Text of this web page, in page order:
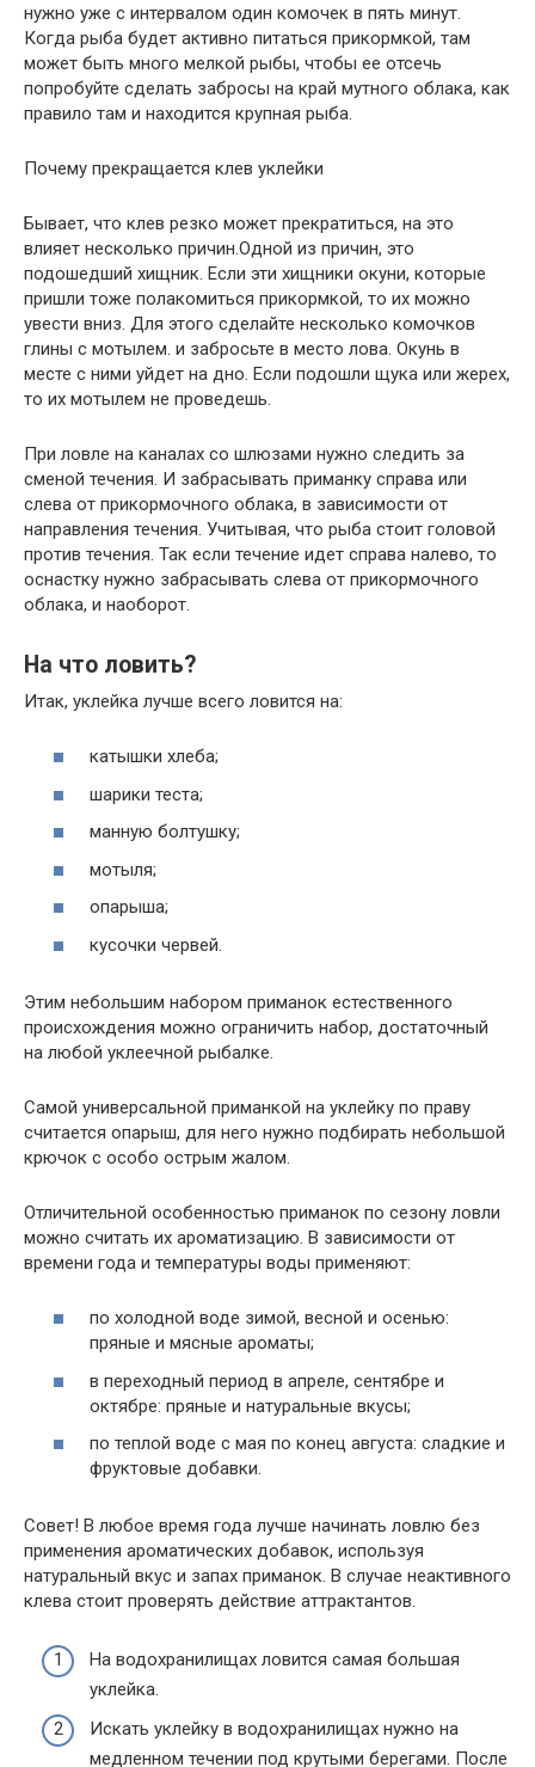
нужно уже с интервалом один комочек в пять минут.
Когда рыба будет активно питаться прикормкой, там
может быть много мелкой рыбы, чтобы ее отсечь
попробуйте сделать забросы на край мутного облака, как
правило там и находится крупная рыба.
Почему прекращается клев уклейки
Бывает, что клев резко может прекратиться, на это
влияет несколько причин.Одной из причин, это
подошедший хищник. Если эти хищники окуни, которые
пришли тоже полакомиться прикормкой, то их можно
увести вниз. Для этого сделайте несколько комочков
глины с мотылем. и забросьте в место лова. Окунь в
месте с ними уйдет на дно. Если подошли щука или жерех,
то их мотылем не проведешь.
При ловле на каналах со шлюзами нужно следить за
сменой течения. И забрасывать приманку справа или
слева от прикормочного облака, в зависимости от
направления течения. Учитывая, что рыба стоит головой
против течения. Так если течение идет справа налево, то
оснастку нужно забрасывать слева от прикормочного
облака, и наоборот.
На что ловить?
Итак, уклейка лучше всего ловится на:
катышки хлеба;
шарики теста;
манную болтушку;
мотыля;
опарыша;
кусочки червей.
Этим небольшим набором приманок естественного
происхождения можно ограничить набор, достаточный
на любой уклеечной рыбалке.
Самой универсальной приманкой на уклейку по праву
считается опарыш, для него нужно подбирать небольшой
крючок с особо острым жалом.
Отличительной особенностью приманок по сезону ловли
можно считать их ароматизацию. В зависимости от
времени года и температуры воды применяют:
по холодной воде зимой, весной и осенью:
пряные и мясные ароматы;
в переходный период в апреле, сентябре и
октябре: пряные и натуральные вкусы;
по теплой воде с мая по конец августа: сладкие и
фруктовые добавки.
Совет! В любое время года лучше начинать ловлю без
применения ароматических добавок, используя
натуральный вкус и запах приманок. В случае неактивного
клева стоит проверять действие аттрактантов.
На водохранилищах ловится самая большая
уклейка.
Искать уклейку в водохранилищах нужно на
медленном течении под крутыми берегами. После